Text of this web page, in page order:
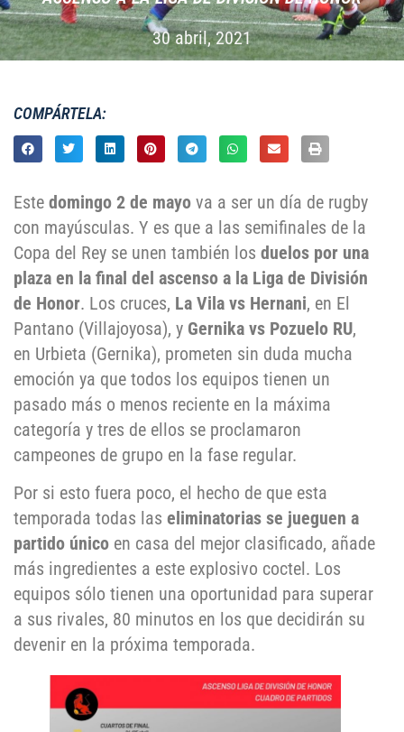
30 abril, 2021
COMPÁRTELA:
Este domingo 2 de mayo va a ser un día de rugby
con mayúsculas. Y es que a las semifinales de la
Copa del Rey se unen también los duelos por una
plaza en la final del ascenso a la Liga de División
de Honor. Los cruces, La Vila vs Hernani, en El
Pantano (Villajoyosa), y Gernika vs Pozuelo RU,
en Urbieta (Gernika), prometen sin duda mucha
emoción ya que todos los equipos tienen un
pasado más o menos reciente en la máxima
categoría y tres de ellos se proclamaron
campeones de grupo en la fase regular.
Por si esto fuera poco, el hecho de que esta
temporada todas las eliminatorias se jueguen a
partido único en casa del mejor clasificado, añade
más ingredientes a este explosivo coctel. Los
equipos sólo tienen una oportunidad para superar
a sus rivales, 80 minutos en los que decidirán su
devenir en la próxima temporada.